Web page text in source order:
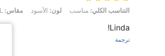
التناسب الكلي: مناسب, لون: الأسود, مقاس: 3XL
التناسب الكلي: مناسب لون: الأسود مقاس:
Linda!
ترجمة